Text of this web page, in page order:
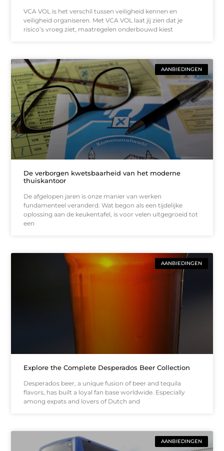
VCA VOL is het verschil tussen veiligheid kennen en
veiligheid organiseren. Met VCA VOL laat jij zien dat je
risico’s vroeg ziet, maatregelen onderbouwd kiest
AANBIEDINGEN
De verborgen kwetsbaarheid van het moderne
thuiskantoor
De afgelopen jaren is onze manier van werken
fundamenteel veranderd. Wat begon als een tijdelijke
oplossing aan de keukentafel, is voor velen uitgegroeid tot
een
AANBIEDINGEN
Explore the Complete Desperados Beer Collection
Desperados beer, a unique fusion of beer and tequila
flavors, has built a loyal fan base worldwide. Especially
among expats and lovers of Dutch and
AANBIEDINGEN